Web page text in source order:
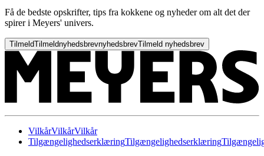
Få de bedste opskrifter, tips fra kokkene og nyheder om alt det der
spirer i Meyers' univers.
TilmeldTilmeldnyhedsbrevnyhedsbrevTilmeld nyhedsbrev
VilkårVilkårVilkår
TilgængelighedserklæringTilgængelighedserklæring